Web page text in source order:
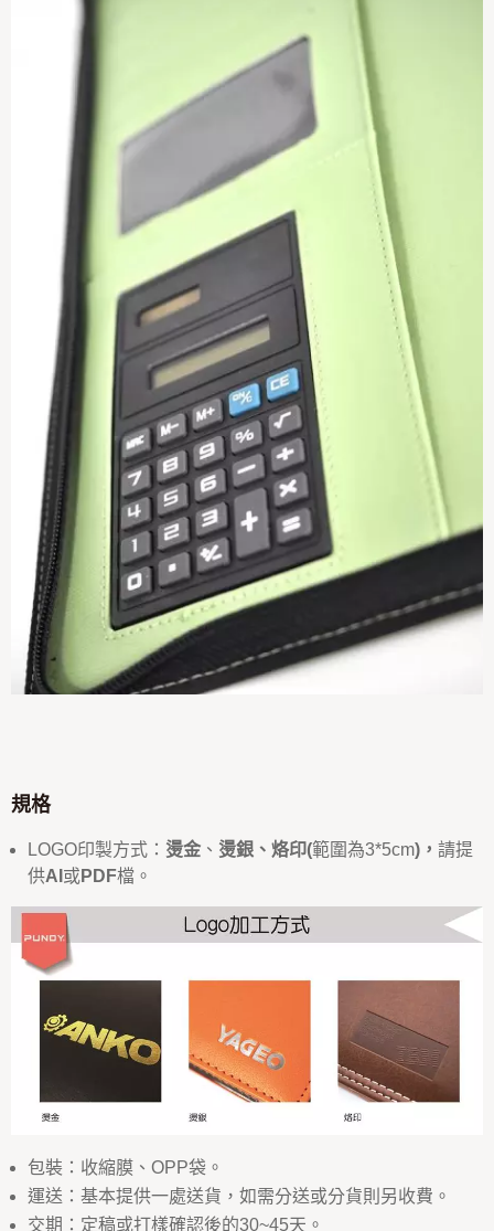
規格
LOGO印製方式： 燙金 、 燙銀、烙印(範圍為3*5cm)， 請提
供AI 或PDF檔。
包裝：收縮膜、OPP袋。
運送：基本提供一處送貨，如需分送或分貨則另收費。
交期：定稿或打樣確認後的30~45天。